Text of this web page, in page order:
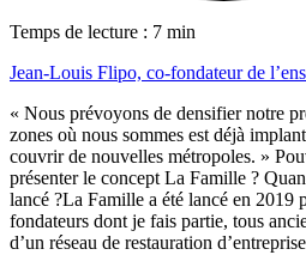
Temps de lecture : 7 min
Jean-Louis Flipo, co-fondateur de
« Nous prévoyons de densifier notre
zones où nous sommes est déjà
couvrir de nouvelles métropoles. »
présenter le concept La Famille ?
lancé ?La Famille a été lancé en 2019
fondateurs dont je fais partie, tous
d’un réseau de restauration